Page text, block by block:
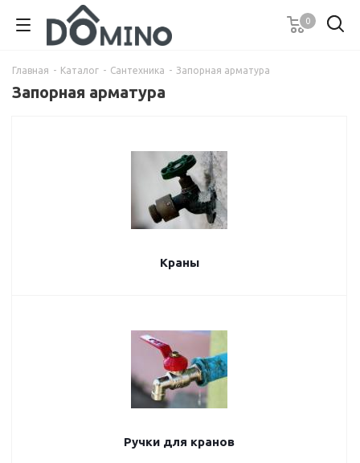
0
Главная - Каталог - Сантехника - Запорная арматура
Запорная арматура
Краны
Ручки для кранов